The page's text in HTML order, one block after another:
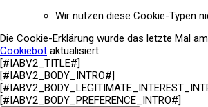
Wir nutzen diese Cookie-Typen
Die Cookie-Erklärung wurde das letzte Mal
Cookiebot aktualisiert
[#IABV2_TITLE#]
[#IABV2_BODY_INTRO#]
[#IABV2_BODY_PREFERENCE_INTRO#]